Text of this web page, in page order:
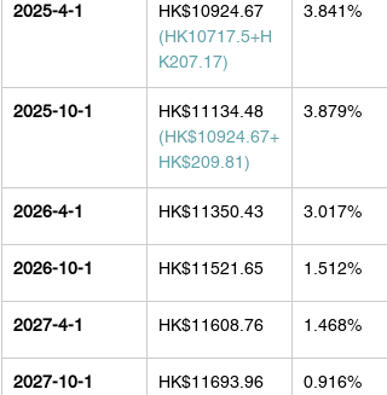
2025-4-1
HK$10924.67
(HK10717.5+H
K207.17)
3.841%
2025-10-1
HK$11134.48
(HK$10924.67+
HK$209.81)
3.879%
2026-4-1 HK$11350.43 3.017%
2026-10-1 HK$11521.65 1.512%
2027-4-1 HK$11608.76 1.468%
2027-10-1 HK$11693.96 0.916%